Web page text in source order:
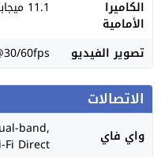
الكاميرا
الأمامية
11.1 ميجابكسل f/2.2 بزاوية واسعة
تصوير الفيديو 60fps
الاتصالات
واي فاي band,
Fi Direct